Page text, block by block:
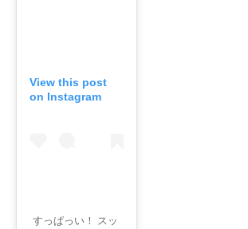
View this post
on Instagram
すっぱっい！ スッ